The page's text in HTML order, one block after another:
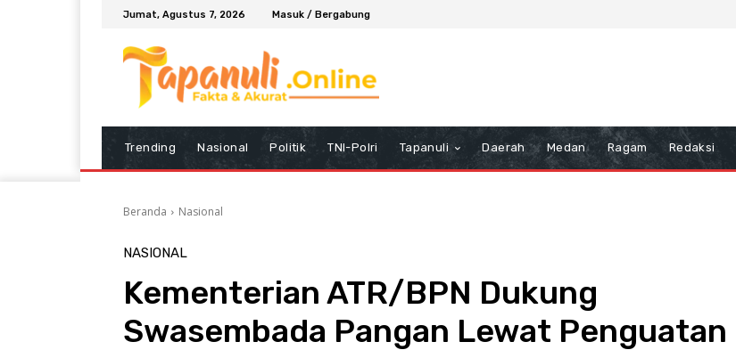
Jumat, Agustus 7, 2026 Masuk / Bergabung
Trending Nasional Politik TNI-Polri Tapanuli Daerah Medan Ragam Redaksi
Beranda Nasional
NASIONAL
Kementerian ATR/BPN Dukung
Swasembada Pangan Lewat Penguatan